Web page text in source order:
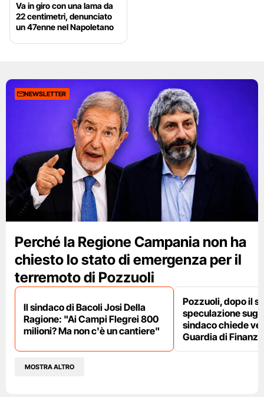
Va in giro con una lama da
22 centimetri, denunciato
un 47enne nel Napoletano
NEWSLETTER
Perché la Regione Campania non ha
chiesto lo stato di emergenza per il
terremoto di Pozzuoli
Il sindaco di Bacoli Josi Della
Ragione: "Ai Campi Flegrei 800
milioni? Ma non c'è un cantiere"
Pozzuoli, dopo il
speculazione
sindaco chiede
Guardia di Finanza
MOSTRA ALTRO